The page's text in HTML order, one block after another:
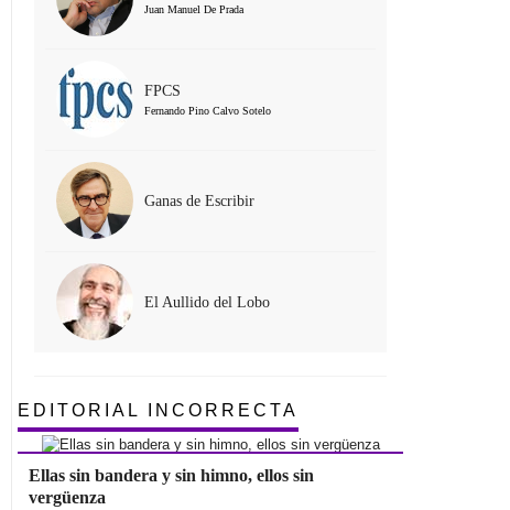
Juan Manuel De Prada
FPCS
Fernando Pino Calvo Sotelo
Ganas de Escribir
El Aullido del Lobo
EDITORIAL INCORRECTA
Ellas sin bandera y sin himno, ellos sin
vergüenza